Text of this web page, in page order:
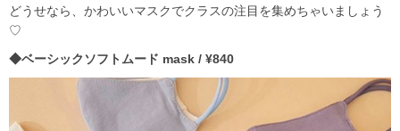
どうせなら、かわいいマスクでクラスの注目を集めちゃいましょう
♡
◆ベーシックソフトムード mask / ¥840